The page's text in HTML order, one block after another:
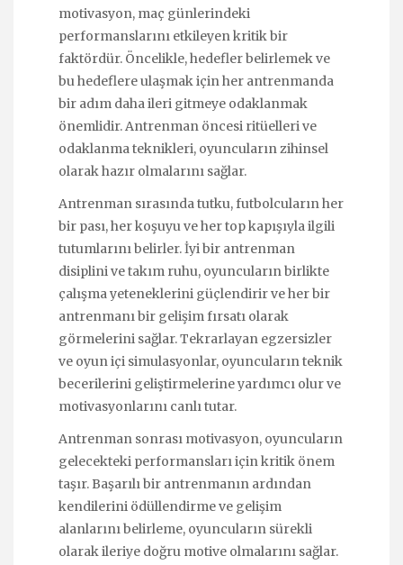
motivasyon, maç günlerindeki
performanslarını etkileyen kritik bir
faktördür. Öncelikle, hedefler belirlemek ve
bu hedeflere ulaşmak için her antrenmanda
bir adım daha ileri gitmeye odaklanmak
önemlidir. Antrenman öncesi ritüelleri ve
odaklanma teknikleri, oyuncuların zihinsel
olarak hazır olmalarını sağlar.
Antrenman sırasında tutku, futbolcuların her
bir pası, her koşuyu ve her top kapışıyla ilgili
tutumlarını belirler. İyi bir antrenman
disiplini ve takım ruhu, oyuncuların birlikte
çalışma yeteneklerini güçlendirir ve her bir
antrenmanı bir gelişim fırsatı olarak
görmelerini sağlar. Tekrarlayan egzersizler
ve oyun içi simulasyonlar, oyuncuların teknik
becerilerini geliştirmelerine yardımcı olur ve
motivasyonlarını canlı tutar.
Antrenman sonrası motivasyon, oyuncuların
gelecekteki performansları için kritik önem
taşır. Başarılı bir antrenmanın ardından
kendilerini ödüllendirme ve gelişim
alanlarını belirleme, oyuncuların sürekli
olarak ileriye doğru motive olmalarını sağlar.